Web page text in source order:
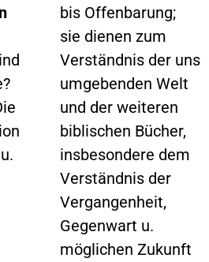
bis Offenbarung;
sie dienen zum
Verständnis der uns
umgebenden Welt
und der weiteren
biblischen Bücher,
insbesondere dem
Verständnis der
Vergangenheit,
Gegenwart u.
möglichen Zukunft